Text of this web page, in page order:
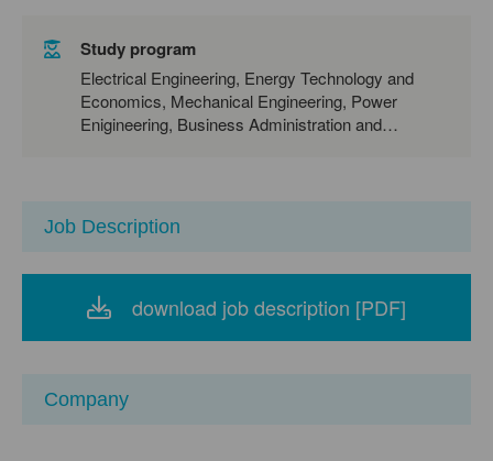
Study program
Electrical Engineering, Energy Technology and
Economics, Mechanical Engineering, Power
Enigineering, Business Administration and
Job Description
download job description [PDF]
Company